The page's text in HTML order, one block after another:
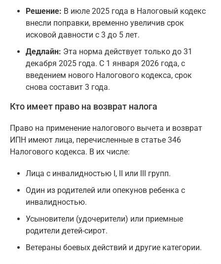
Решение: В июле 2025 года в Налоговый кодекс
внесли поправки, временно увеличив срок
исковой давности с 3 до 5 лет.
Дедлайн: Эта норма действует только до 31
декабря 2025 года. С 1 января 2026 года, с
введением нового Налогового кодекса, срок
снова составит 3 года.
Кто имеет право на возврат налога
Право на применение налогового вычета и возврат
ИПН имеют лица, перечисленные в статье 346
Налогового кодекса. В их числе:
Лица с инвалидностью I, II или III групп.
Один из родителей или опекунов ребенка с
инвалидностью.
Усыновители (удочерители) или приемные
родители детей-сирот.
Ветераны боевых действий и другие категории.